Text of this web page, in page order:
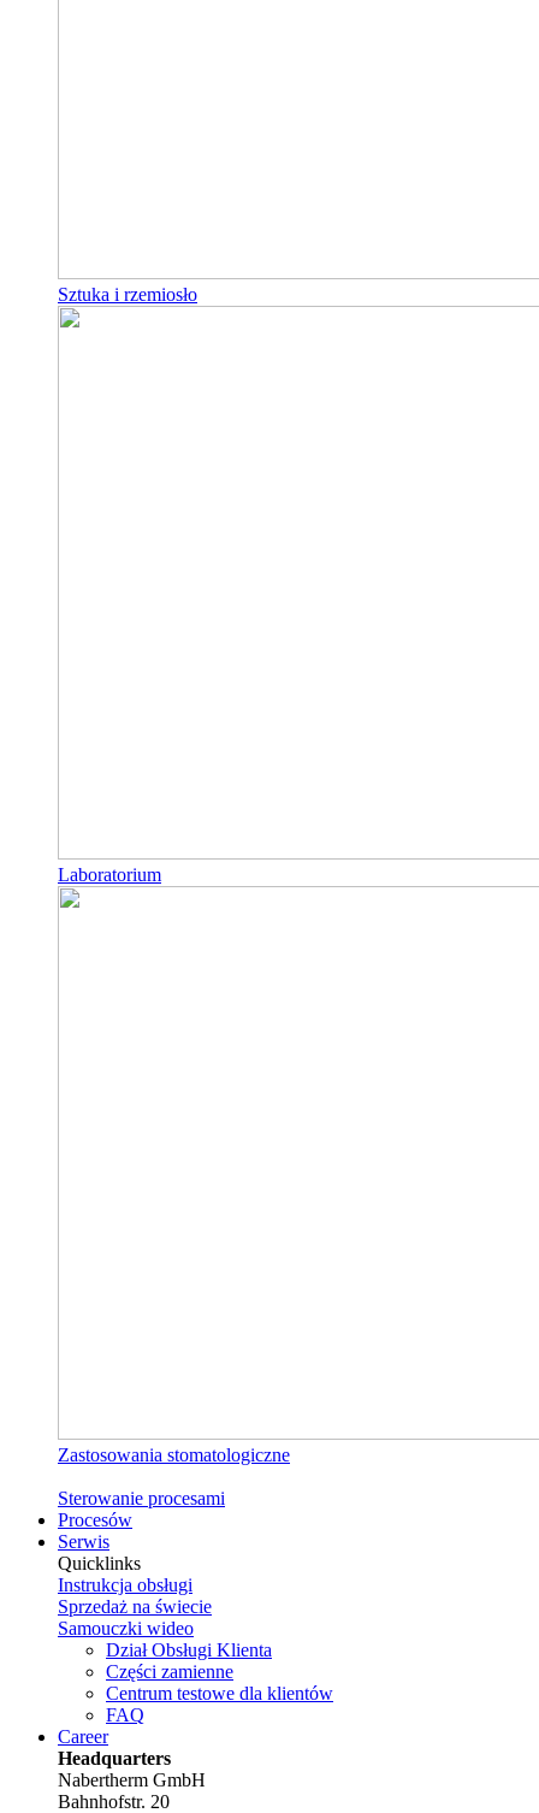
Sztuka i rzemiosło
Laboratorium
Zastosowania stomatologiczne
Sterowanie procesami
Procesów
Serwis
Quicklinks
Instrukcja obsługi
Sprzedaż na świecie
Samouczki wideo
Dział Obsługi Klienta
Części zamienne
Centrum testowe dla klientów
FAQ
Career
Headquarters
Nabertherm GmbH
Bahnhofstr. 20